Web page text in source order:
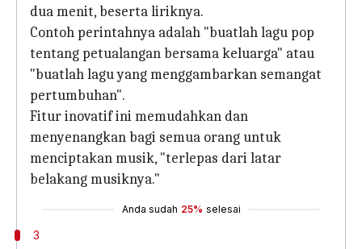
dua menit, beserta liriknya.
Contoh perintahnya adalah "buatlah lagu pop
tentang petualangan bersama keluarga" atau
"buatlah lagu yang menggambarkan semangat
pertumbuhan".
Fitur inovatif ini memudahkan dan
menyenangkan bagi semua orang untuk
menciptakan musik, "terlepas dari latar
belakang musiknya."
Anda sudah 25% selesai
3